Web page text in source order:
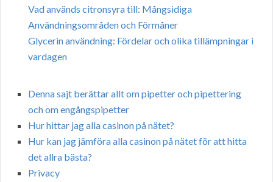
Vad används citronsyra till: Mångsidiga
Användningsområden och Förmåner
Glycerin användning: Fördelar och olika tillämpningar i
vardagen
Denna sajt berättar allt om pipetter och pipettering
och om engångspipetter
Hur hittar jag alla casinon på nätet?
Hur kan jag jämföra alla casinon på nätet för att hitta
det allra bästa?
Privacy